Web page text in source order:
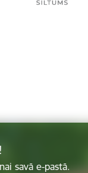
savā e-pastā.